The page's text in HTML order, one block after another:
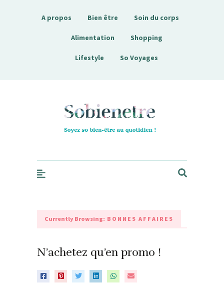
A propos Bien être Soin du corps
Alimentation Shopping
Lifestyle So Voyages
Sobienetre
Currently Browsing: BONNES AFFAIRES
N’achetez qu’en promo !